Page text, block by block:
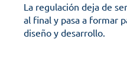
La regulación deja de
al final y pasa a formar
diseño y desarrollo.